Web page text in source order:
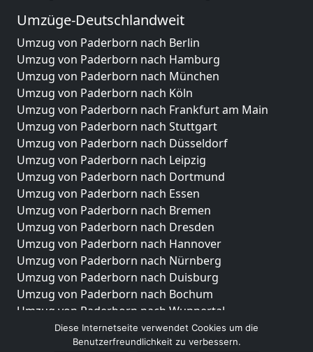
Umzüge-Deutschlandweit
Umzug von Paderborn nach Berlin
Umzug von Paderborn nach Hamburg
Umzug von Paderborn nach München
Umzug von Paderborn nach Köln
Umzug von Paderborn nach Frankfurt am Main
Umzug von Paderborn nach Stuttgart
Umzug von Paderborn nach Düsseldorf
Umzug von Paderborn nach Leipzig
Umzug von Paderborn nach Dortmund
Umzug von Paderborn nach Essen
Umzug von Paderborn nach Bremen
Umzug von Paderborn nach Dresden
Umzug von Paderborn nach Hannover
Umzug von Paderborn nach Nürnberg
Umzug von Paderborn nach Duisburg
Umzug von Paderborn nach Bochum
Umzug von Paderborn nach Wuppertal
Umzug von Paderborn nach Bielefeld
Umzug von Paderborn nach Bonn
Diese Internetseite verwendet Cookies um die
Benutzerfreundlichkeit zu verbessern.